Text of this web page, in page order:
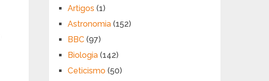
Artigos (1)
Astronomia (152)
BBC (97)
Biologia (142)
Ceticismo (50)